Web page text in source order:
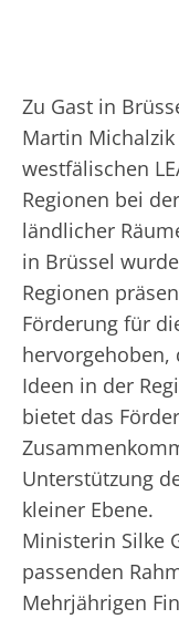
Zu Gast in
Martin
westfälischen
Regionen bei
ländlicher
in Brüssel
Regionen
Förderung für
hervorgehoben,
Ideen in der
bietet das
Unterstützung
kleiner Ebene.
Ministerin Silke
passenden
Mehrjährigen